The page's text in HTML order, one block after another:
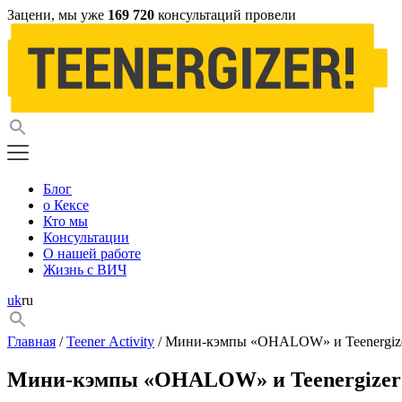
Зацени, мы уже 169 720 консультаций провели
Блог
о Кексе
Кто мы
Консультации
О нашей работе
Жизнь с ВИЧ
ukru
Главная /Teener Activity / Мини-кэмпы «OHALOW» и
Мини-кэмпы «OHALOW» и Teenergizer